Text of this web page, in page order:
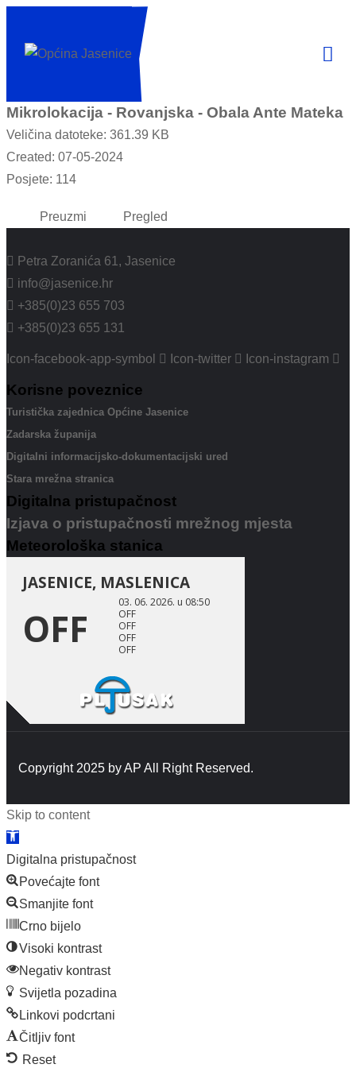
Mikrolokacija - Rovanjska - Obala Ante Mateka
Veličina datoteke: 361.39 KB
Created: 07-05-2024
Posjete: 114
Preuzmi Pregled
Petra Zoranića 61, Jasenice
info@jasenice.hr
+385(0)23 655 703
+385(0)23 655 131
Icon-facebook-app-symbol Icon-twitter Icon-instagram
Korisne poveznice
Turistička zajednica Općine Jasenice
Zadarska županija
Digitalni informacijsko-dokumentacijski ured
Stara mrežna stranica
Digitalna pristupačnost
Izjava o pristupačnosti mrežnog mjesta
Meteorološka stanica
Copyright 2025 byAP All Right Reserved.
Skip to content
Open
toolbar
Digitalna pristupačnost
Povećajte font
Smanjite font
Crno bijelo
Visoki kontrast
Negativ kontrast
Svijetla pozadina
Linkovi podcrtani
Čitljiv font
Reset